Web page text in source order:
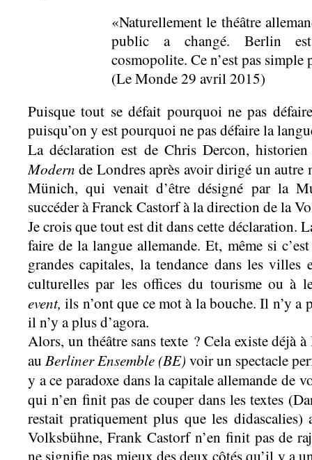
«Naturellement le théâtre
public a changé. Berlin
cosmopolite. Ce n’est pas
(Le Monde 29 avril 2015)
Puisque tout se défait pourquoi ne pas
puisqu’on y est pourquoi ne pas défaire la
La déclaration est de Chris Dercon,
Modern de Londres après avoir dirigé un autre
Münich, qui venait d’être désigné par la
succéder à Franck Castorf à la direction de la
Je crois que tout est dit dans cette déclaration.
faire de la langue allemande. Et, même si
grandes capitales, la tendance dans les villes
culturelles par les offices du tourisme ou à
event, ils n’ont que ce mot à la bouche. Il n’y a
il n’y a plus d’agora.
Alors, un théâtre sans texte ? Cela existe déjà
au Berliner Ensemble (BE) voir un spectacle
y a ce paradoxe dans la capitale allemande de
qui n’en finit pas de couper dans les textes
restait pratiquement plus que les
Volksbühne, Frank Castorf n’en finit pas de
ne signifie pas mieux des deux côtés qu’il y a